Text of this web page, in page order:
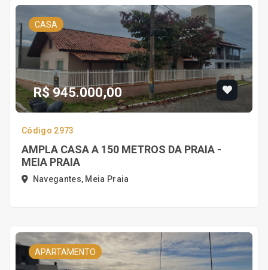
CASA
R$ 945.000,00
Código 2973
AMPLA CASA A 150 METROS DA PRAIA -
MEIA PRAIA
Navegantes, Meia Praia
APARTAMENTO